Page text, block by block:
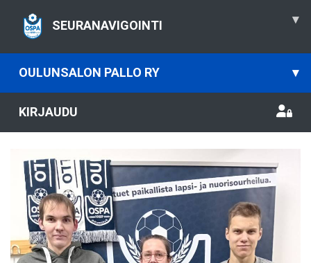
SEURANAVIGOINTI ▾
OULUNSALON PALLO RY ▾
KIRJAUDU